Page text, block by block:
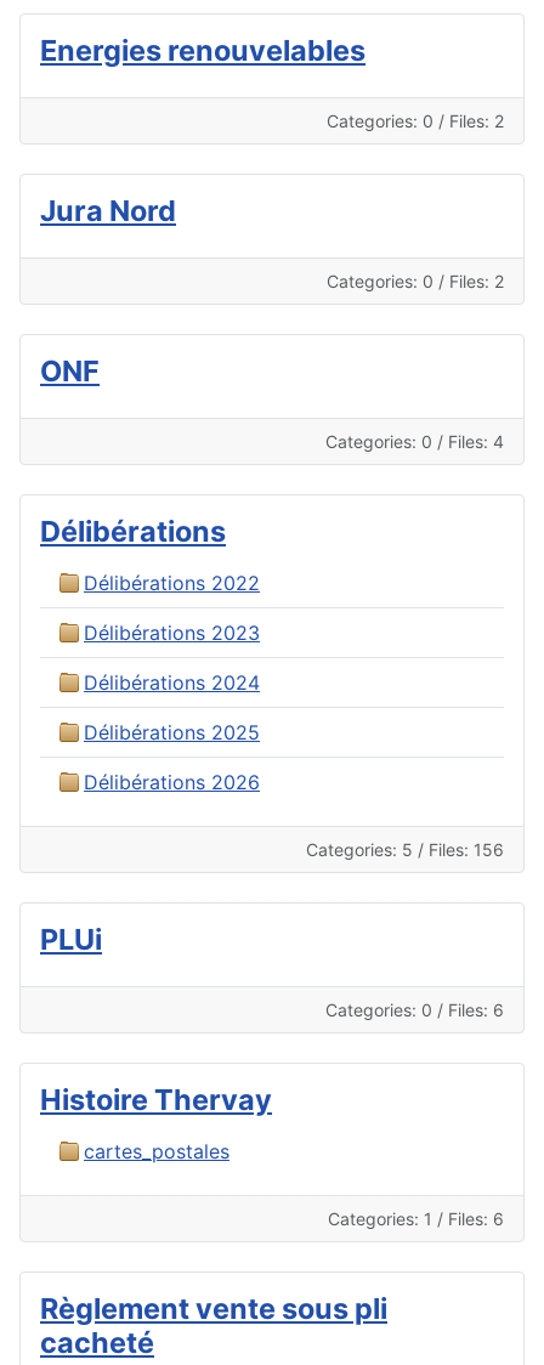
Energies renouvelables
Categories: 0 / Files: 2
Jura Nord
Categories: 0 / Files: 2
ONF
Categories: 0 / Files: 4
Délibérations
Délibérations 2022
Délibérations 2023
Délibérations 2024
Délibérations 2025
Délibérations 2026
Categories: 5 / Files: 156
PLUi
Categories: 0 / Files: 6
Histoire Thervay
cartes_postales
Categories: 1 / Files: 6
Règlement vente sous pli
cacheté